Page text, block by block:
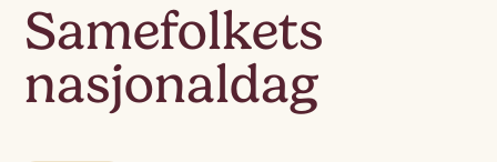
Samefolkets
nasjonaldag